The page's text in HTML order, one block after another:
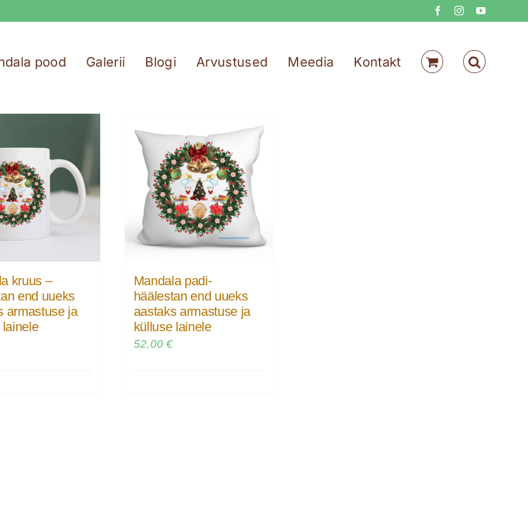
FacebookInstagramYouTube
pood Galerii Blogi Arvustused Meedia Kontakt
kruus –
end uueks
armastuse ja
lainele
Mandala padi-
häälestan end uueks
aastaks armastuse ja
külluse lainele
52,00€